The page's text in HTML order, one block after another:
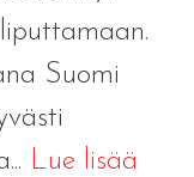
Suomi
Lue lisää